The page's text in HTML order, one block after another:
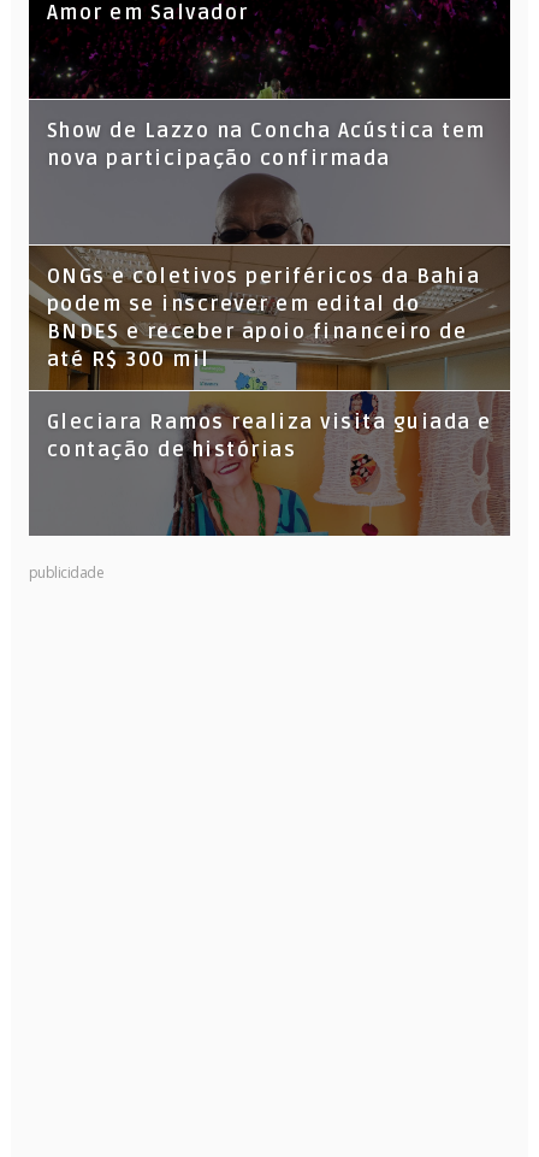
Amor em Salvador
Show de Lazzo na Concha Acústica tem
nova participação confirmada
ONGs e coletivos periféricos da Bahia
podem se inscrever em edital do
BNDES e receber apoio financeiro de
até R$ 300 mil
Gleciara Ramos realiza visita guiada e
contação de histórias
publicidade